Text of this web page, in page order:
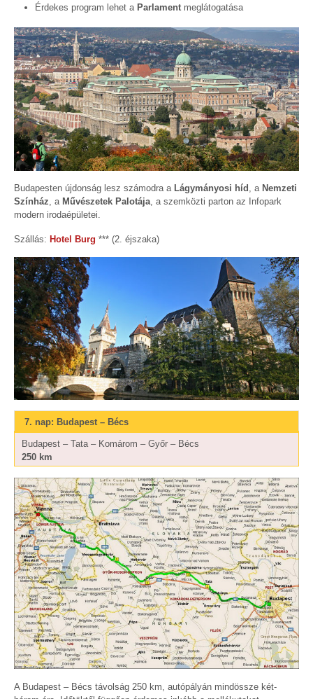
Érdekes program lehet a Parlament meglátogatása
Budapesten újdonság lesz számodra a Lágymányosi híd , a Nemzeti
Színház, a Művészetek Palotája, a szemközti parton az Infopark
modern irodaépületei.
Szállás: Hotel Burg *** (2. éjszaka)
7. nap: Budapest – Bécs
Budapest – Tata – Komárom – Győr – Bécs
250 km
A Budapest – Bécs távolság 250 km, autópályán mindössze két-